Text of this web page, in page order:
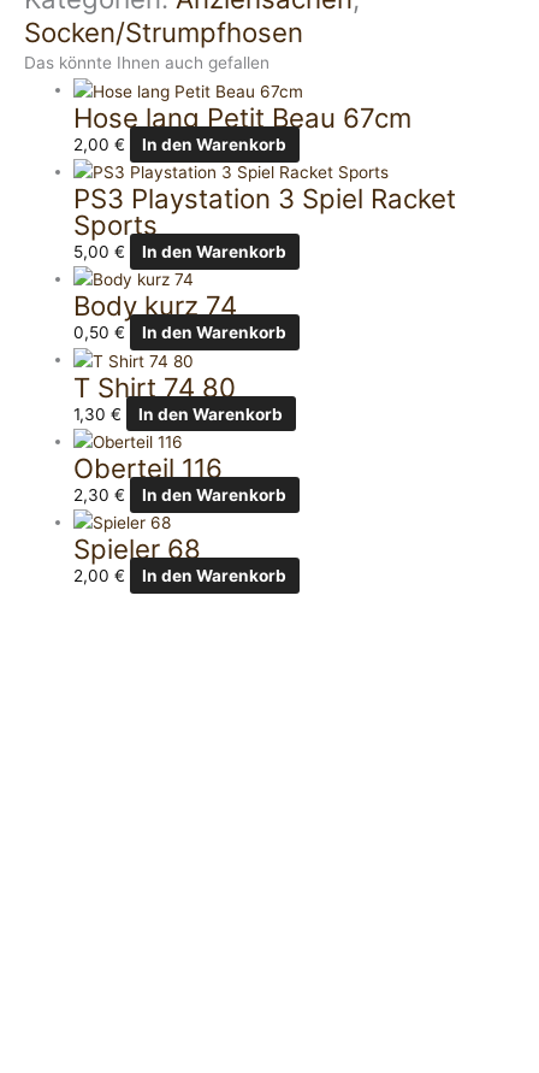
Socken/Strumpfhosen
Das könnte Ihnen auch gefallen
Hose lang Petit Beau 67cm
2,00€ In den Warenkorb
PS3 Playstation 3 Spiel Racket
Sports
5,00€ In den Warenkorb
Body kurz 74
0,50€ In den Warenkorb
T Shirt 74 80
1,30€ In den Warenkorb
Oberteil 116
2,30€ In den Warenkorb
Spieler 68
2,00€ In den Warenkorb